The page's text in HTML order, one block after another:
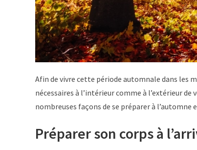
Afin de vivre cette période automnale dans les
nécessaires à l’intérieur comme à l’extérieur
nombreuses façons de se préparer à l’automne
Préparer son corps à